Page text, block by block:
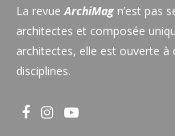
La revueArchiMag n’est pas
architectes et composée
architectes, elle est ouverte à
disciplines.